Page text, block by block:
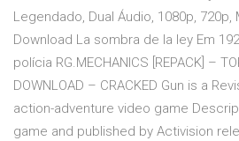
Legendado, Dual Áudio, 1080p, 720p,
Download La sombra de la ley Em
polícia RG.MECHANICS [REPACK] –
DOWNLOAD – CRACKED Gun is a
action-adventure video game
game and published by Activision